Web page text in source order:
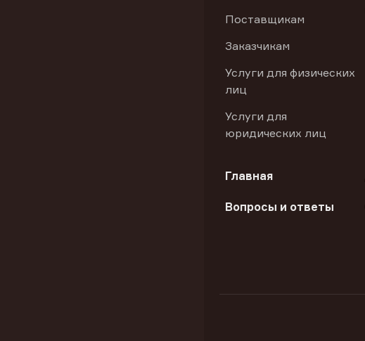
Поставщикам
Заказчикам
Услуги для физических
лиц
Услуги для
юридических лиц
Главная
Вопросы и ответы